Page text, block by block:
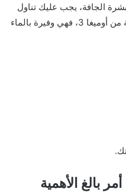
الجافة، يجب عليك تناول
الأطعمة التي تحتوي على نسبة عالية من أوميغا 3، فهي وفيرة بالماء
بالغ الأهمية